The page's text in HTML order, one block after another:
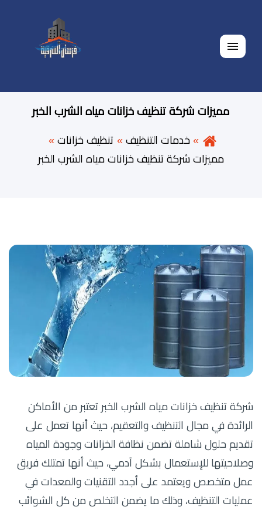
القائمة
مميزات شركة تنظيف خزانات مياه الشرب الخبر
خدمات التنظيف
تنظيف خزانات
مميزات شركة تنظيف خزانات مياه الشرب الخبر
شركة تنظيف خزانات مياه الشرب الخبر تعتبر من الأماكن
الرائدة في مجال التنظيف والتعقيم، حيث أنها تعمل على
تقديم حلول شاملة تضمن نظافة الخزانات وجودة المياه
وصلاحيتها للإستعمال بشكل آدمي، حيث أنها تمتلك فريق
عمل متخصص ويعتمد على أجدد التقنيات والمعدات في
عمليات التنظيف، وذلك ما يضمن التخلص من كل الشوائب